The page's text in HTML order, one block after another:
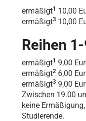
ermäßigt1 10,00
ermäßigt3 10,00
Reihen
ermäßigt1 9,00
ermäßigt2 6,00
ermäßigt3 9,00
Zwischen 19.00
keine
Studierende.